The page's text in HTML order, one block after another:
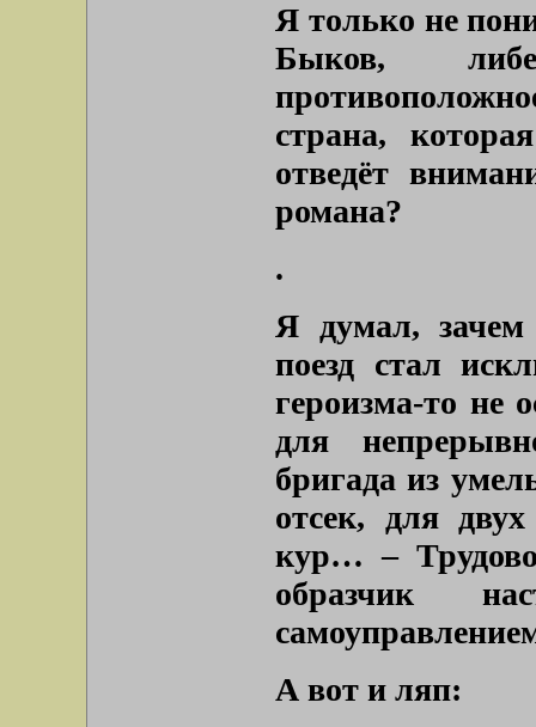
Я только не
Быков,
страна,
отведёт
романа?
.
Я думал, зачем
поезд стал
героизма-то не
для
бригада из
отсек, для
кур… –
образчик
А вот и ляп: